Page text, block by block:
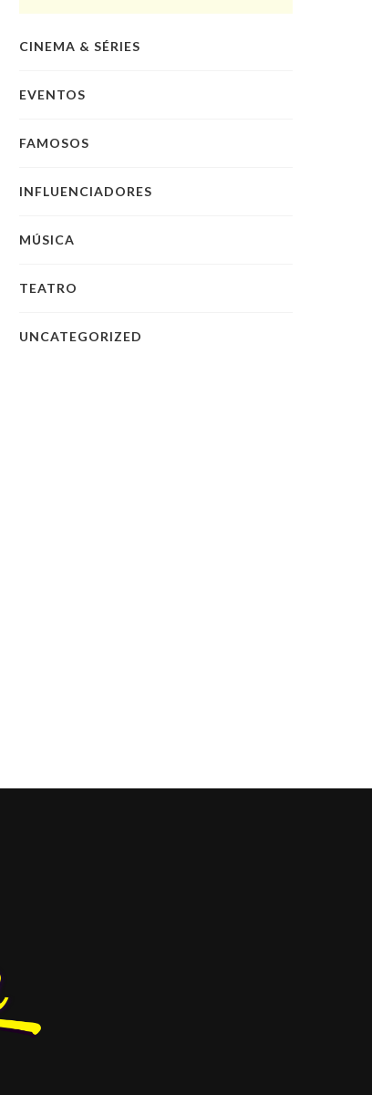
CINEMA & SÉRIES
EVENTOS
FAMOSOS
INFLUENCIADORES
MÚSICA
TEATRO
UNCATEGORIZED